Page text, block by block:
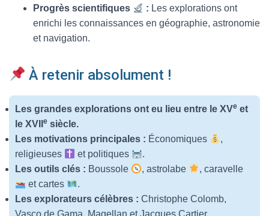
Progrès scientifiques
: Les explorations ont
enrichi les connaissances en géographie, astronomie
et navigation.
À retenir absolument !
Les grandes explorations ont eu lieu entre le XVe et
le XVII e siècle.
Les motivations principales : Économiques
,
religieuses
et politiques
.
Les outils clés : Boussole , astrolabe
, caravelle
et cartes
.
Les explorateurs célèbres : Christophe Colomb,
Vasco de Gama, Magellan et Jacques Cartier.